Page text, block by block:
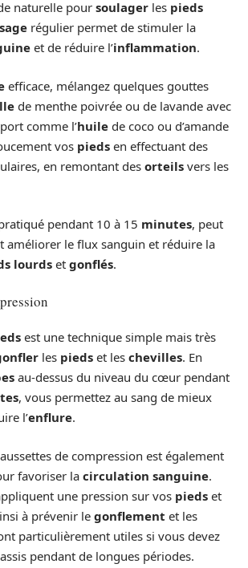
naturelle pour soulager les pieds
régulier permet de stimuler la
et de réduire l’inflammation.
efficace, mélangez quelques gouttes
de menthe poivrée ou de lavande avec
comme l’huile de coco ou d’amande
vos pieds en effectuant des
en remontant des orteils vers les
pendant 10 à 15 minutes, peut
améliorer le flux sanguin et réduire la
lourds et gonflés.
est une technique simple mais très
les pieds et les chevilles. En
au-dessus du niveau du cœur pendant
, vous permettez au sang de mieux
l’enflure.
de compression est également
favoriser lacirculation sanguine.
une pression sur vos pieds et
à prévenir le gonflement et les
particulièrement utiles si vous devez
pendant de longues périodes.